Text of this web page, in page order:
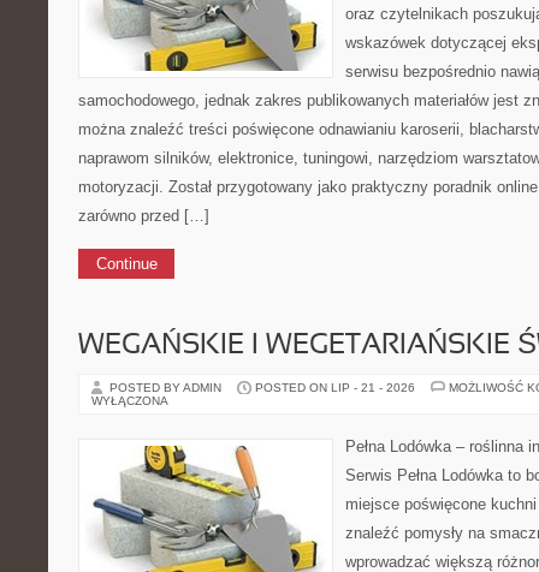
oraz czytelnikach
wskazówek dotyczącej
serwisu bezpośrednio
samochodowego, jednak zakres publikowanych materiałów jest
można znaleźć treści poświęcone odnawianiu karoserii,
naprawom silników, elektronice, tuningowi, narzędziom
motoryzacji. Został przygotowany jako praktyczny poradnik
zarówno przed […]
Continue
WEGAŃSKIE I WEGETARIAŃSKIE
POSTED BY ADMIN POSTED ON LIP - 21 - 2026
MOŻLIWOŚĆ
WYŁĄCZONA
Pełna Lodówka – roślinna
Serwis Pełna Lodówka to
miejsce poświęcone
znaleźć pomysły na
wprowadzać większą